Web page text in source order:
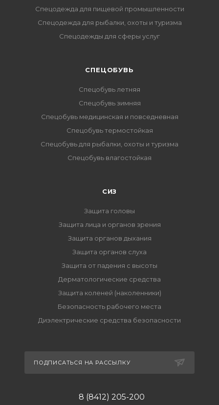
Спецодежда для пищевой промышленности
Спецодежда для рыбалки, охоты и туризма
Спецодежды для сферы услуг
CПЕЦОБУВЬ
Спецобувь летняя
Спецобувь зимняя
Спецобувь медицинская и повседневная
Спецобувь термостойкая
Спецобувь для рыбалки, охоты и туризма
Спецобувь влагостойкая
СИЗ
Защита головы
Защита лица и органов зрения
Защита органов дыхания
Защита органов слуха
Защита от падения с высоты
Дерматологические средства
Защита коленей (наколенники)
Безопасность рабочего места
Диэлектрические средства безопасности
ПОДПИСАТЬСЯ НА РАССЫЛКУ
8 (8412) 205-200